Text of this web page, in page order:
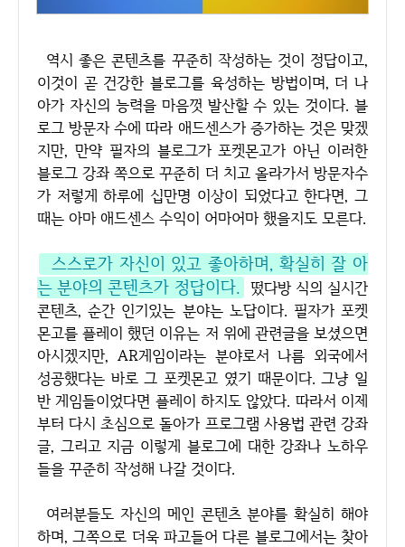
역시 좋은 콘텐츠를 꾸준히 작성하는 것이 정답이고,
이것이 곧 건강한 블로그를 육성하는 방법이며, 더 나
아가 자신의 능력을 마음껏 발산할 수 있는 것이다. 블
로그 방문자 수에 따라 애드센스가 증가하는 것은 맞겠
지만, 만약 필자의 블로그가 포켓몬고가 아닌 이러한
블로그 강좌 쪽으로 꾸준히 더 치고 올라가서 방문자수
가 저렇게 하루에 십만명 이상이 되었다고 한다면, 그
때는 아마 애드센스 수익이 어마어마 했을지도 모른다.
스스로가 자신이 있고 좋아하며, 확실히 잘 아
는 분야의 콘텐츠가 정답이다. 떴다방 식의 실시간
콘텐츠, 순간 인기있는 분야는 노답이다. 필자가 포켓
몬고를 플레이 했던 이유는 저 위에 관련글을 보셨으면
아시겠지만, AR게임이라는 분야로서 나름 외국에서
성공했다는 바로 그 포켓몬고 였기 때문이다. 그냥 일
반 게임들이었다면 플레이 하지도 않았다. 따라서 이제
부터 다시 초심으로 돌아가 프로그램 사용법 관련 강좌
글, 그리고 지금 이렇게 블로그에 대한 강좌나 노하우
들을 꾸준히 작성해 나갈 것이다.
여러분들도 자신의 메인 콘텐츠 분야를 확실히 해야
하며, 그쪽으로 더욱 파고들어 다른 블로그에서는 찾아